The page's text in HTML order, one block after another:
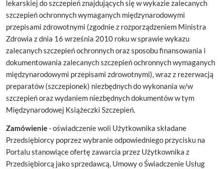
lekarskiej do szczepień znajdujących się w wykazie zalecanych
szczepień ochronnych wymaganych międzynarodowymi
przepisami zdrowotnymi (zgodnie z rozporządzeniem Ministra
Zdrowia z dnia 16 września 2010 roku w sprawie wykazu
zalecanych szczepień ochronnych oraz sposobu finansowania i
dokumentowania zalecanych szczepień ochronnych wymaganych
międzynarodowymi przepisami zdrowotnymi), wraz z rezerwacją
preparatów (szczepionek) niezbędnych do wykonania w/w
szczepień oraz wydaniem niezbędnych dokumentów w tym
Międzynarodowej Książeczki Szczepień.
Zamówienie- oświadczenie woli Użytkownika składane
Przedsiębiorcy poprzez wybranie odpowiedniego przycisku na
Portalu stanowiące ofertę zawarcia przez Użytkownika z
Przedsiębiorcą jako sprzedawcą, Umowy o Świadczenie Usług